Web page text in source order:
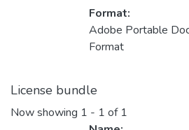
Format:
Adobe Portable
Format
License bundle
Now showing 1 - 1 of 1